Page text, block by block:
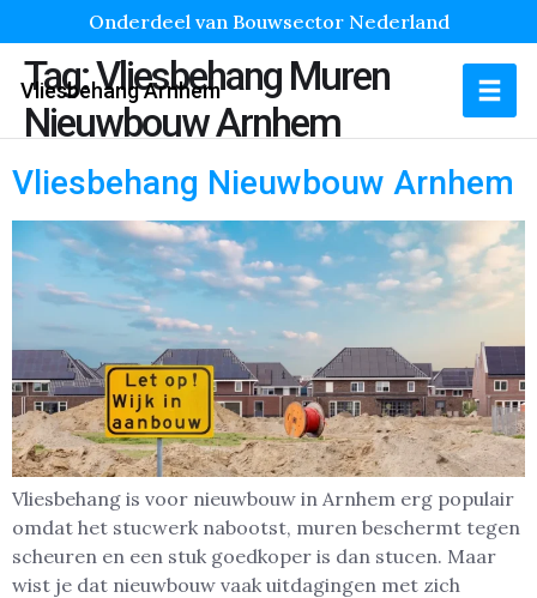
Onderdeel van Bouwsector Nederland
Vliesbehang Arnhem
Tag:Vliesbehang Muren
Nieuwbouw Arnhem
Vliesbehang Nieuwbouw Arnhem
Vliesbehang is voor nieuwbouw in Arnhem erg populair
omdat het stucwerk nabootst, muren beschermt tegen
scheuren en een stuk goedkoper is dan stucen. Maar
wist je dat nieuwbouw vaak uitdagingen met zich